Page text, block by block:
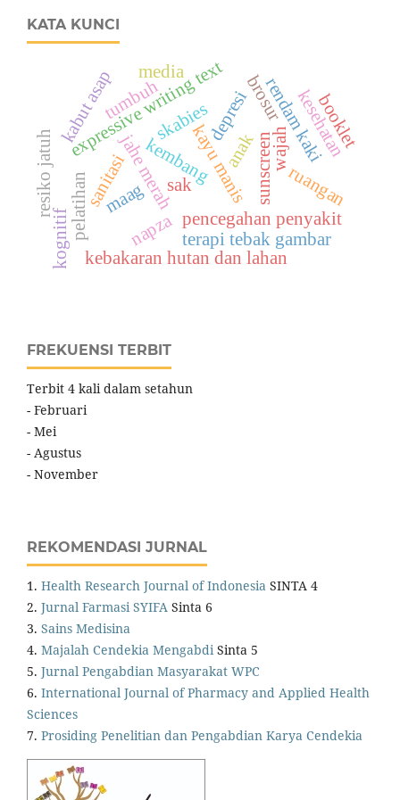
KATA KUNCI
kayu manis
jahe merah
pencegahan penyakit
napza
expressive writing text
maag
wajah
sunscreen
sanitasi
skabies rendam kaki
kebakaran hutan dan lahan
pelatihan
depresi
tumbuh
kembang anak kesehatan
kabut asap
terapi tebak gambar
kognitif
brosur booklet
resiko jatuh
media
ruangan
sak
FREKUENSI TERBIT
Terbit 4 kali dalam setahun
- Februari
- Mei
- Agustus
- November
REKOMENDASI JURNAL
1. Health Research Journal of Indonesia SINTA 4
2. Jurnal Farmasi SYIFA Sinta 6
3. Sains Medisina
4. Majalah Cendekia MengabdiSinta 5
5. Jurnal Pengabdian Masyarakat WPC
6. International Journal of Pharmacy and Applied Health
Sciences
7. Prosiding Penelitian dan Pengabdian Karya Cendekia